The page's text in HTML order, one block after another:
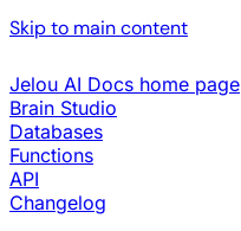
Skip to main content
Jelou AI Docs home page
Brain Studio
Databases
Functions
API
Changelog